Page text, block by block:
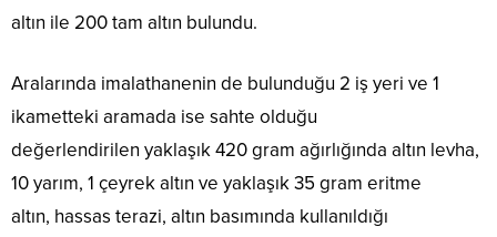
altın ile 200 tam altın bulundu.
Aralarında imalathanenin de bulunduğu 2 iş yeri ve 1
ikametteki aramada ise sahte olduğu
değerlendirilen yaklaşık 420 gram ağırlığında altın levha,
10 yarım, 1 çeyrek altın ve yaklaşık 35 gram eritme
altın, hassas terazi, altın basımında kullanıldığı